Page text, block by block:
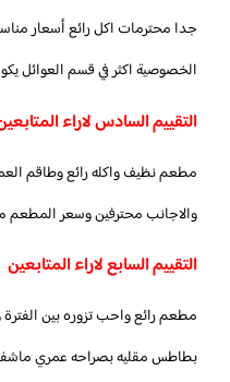
جدا محترمات اكل رائع أسعار
الخصوصية اكثر في قسم العوائل
التقييم السادس لاراء
مطعم نظيف واكله رائع وطاقم
والاجانب محترفين وسعر
التقييم السابع لاراء المتابعين
مطعم رائع واحب تزوره بين الفترة
بطاطس مقليه بصراحه عمري